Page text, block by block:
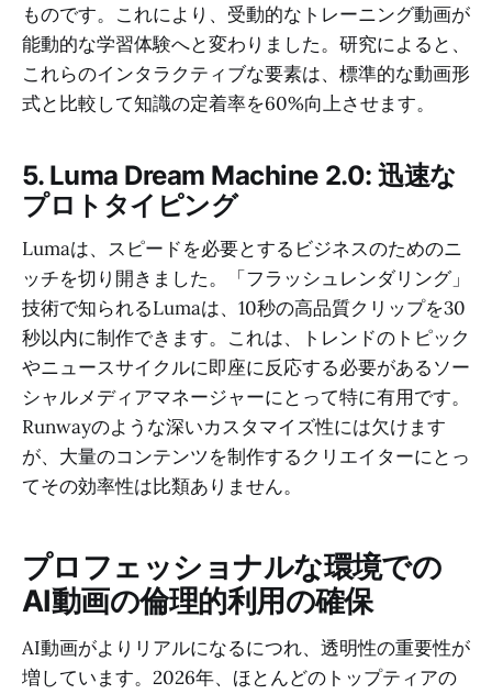
ものです。これにより、受動的なトレーニング動画が
能動的な学習体験へと変わりました。研究によると、
これらのインタラクティブな要素は、標準的な動画形
式と比較して知識の定着率を60%向上させます。
5. Luma Dream Machine 2.0: 迅速な
プロトタイピング
Lumaは、スピードを必要とするビジネスのためのニ
ッチを切り開きました。「フラッシュレンダリング」
技術で知られるLumaは、10秒の高品質クリップを30
秒以内に制作できます。これは、トレンドのトピック
やニュースサイクルに即座に反応する必要があるソー
シャルメディアマネージャーにとって特に有用です。
Runwayのような深いカスタマイズ性には欠けます
が、大量のコンテンツを制作するクリエイターにとっ
てその効率性は比類ありません。
プロフェッショナルな環境での
AI動画の倫理的利用の確保
AI動画がよりリアルになるにつれ、透明性の重要性が
増しています。2026年、ほとんどのトップティアの